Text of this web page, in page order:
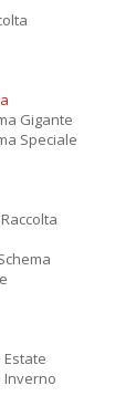
Gigante
Speciale
Inverno